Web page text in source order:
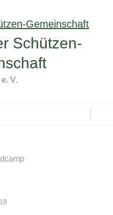
Schützen-
V.